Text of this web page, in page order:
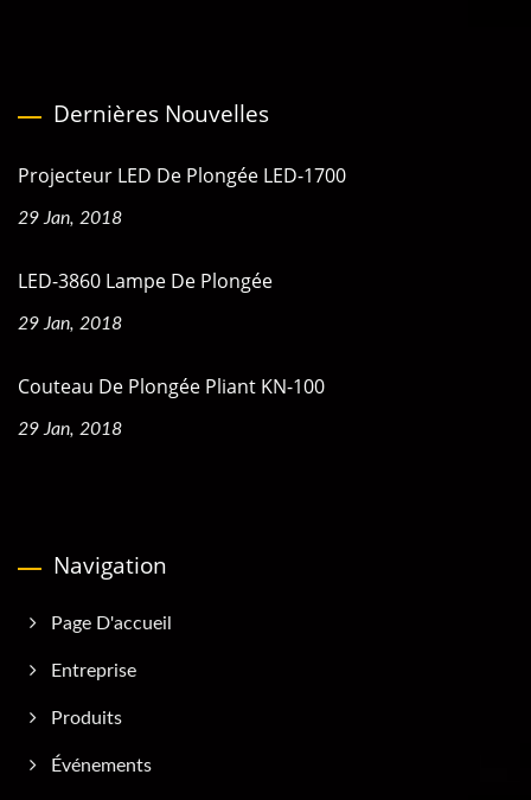
Dernières Nouvelles
Projecteur LED De Plongée LED-1700
29 Jan, 2018
LED-3860 Lampe De Plongée
29 Jan, 2018
Couteau De Plongée Pliant KN-100
29 Jan, 2018
Navigation
Page D'accueil
Entreprise
Produits
Événements